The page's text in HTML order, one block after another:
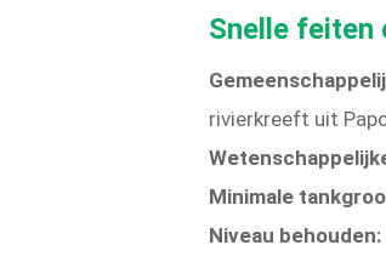
Snelle feiten
rivierkreeft uit
Minimale
Niveau behouden: